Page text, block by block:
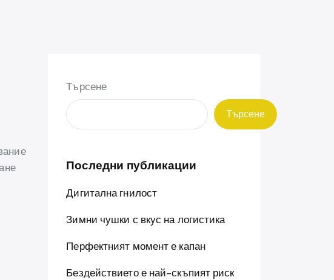
Търсене
Търсене
Последни публикации
Дигитална гнилост
Зимни чушки с вкус на логистика
Перфектният момент е капан
Бездействието е най-скъпият риск